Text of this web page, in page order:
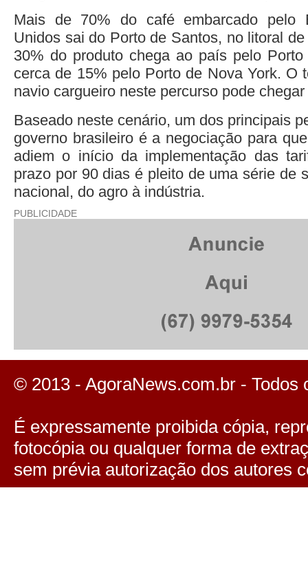
Mais de 70% do café embarcado pelo
Unidos sai do Porto de Santos, no litoral
30% do produto chega ao país pelo
cerca de 15% pelo Porto de Nova York. O
navio cargueiro neste percurso pode
Baseado neste cenário, um dos principais
governo brasileiro é a negociação para
adiem o início da implementação das
prazo por 90 dias é pleito de uma série de
nacional, do agro à indústria.
PUBLICIDADE
© 2013 - AgoraNews.com.br - Todos
É expressamente proibida cópia,
fotocópia ou qualquer forma de
sem prévia autorização dos autores